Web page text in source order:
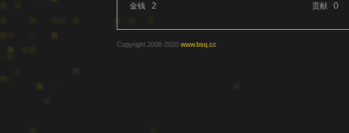
金钱
2 贡献 0
Copyright 2008-2020 www.bsq.cc